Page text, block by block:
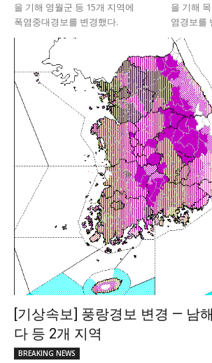
을 기해 영월군 등 15개 지역에
폭염중대경보를 변경했다.
을 기해
염경보를
[기상속보] 풍랑경보 변경 — 남
다 등 2개 지역
BREAKING NEWS